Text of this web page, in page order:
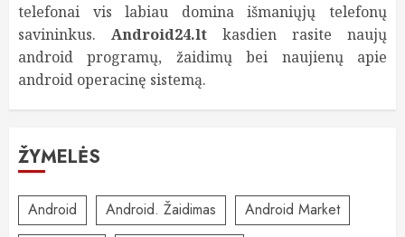
telefonai vis labiau domina išmaniųjų telefonų
savininkus. Android24.lt kasdien rasite naujų
android programų, žaidimų bei naujienų apie
android operacinę sistemą.
ŽYMELĖS
Android Android. Žaidimas
Android Market